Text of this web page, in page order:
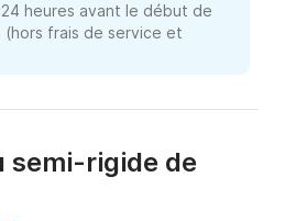
24 heures avant le début de
frais de service et
semi-rigide de